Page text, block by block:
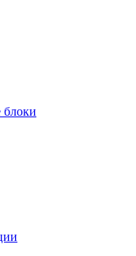
блоки